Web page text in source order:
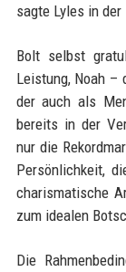
sagte Lyles in
Bolt selbst
Leistung, Noah –
der auch als
bereits in der
nur die
Persönlichkeit,
charismatische
zum idealen
Die